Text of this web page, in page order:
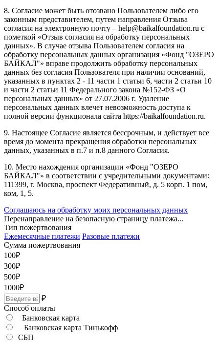
8. Согласие может быть отозвано Пользователем либо его
законным представителем, путем направления Отзыва
согласия на электронную почту – help@baikalfoundation.ru с
пометкой «Отзыв согласия на обработку персональных
данных». В случае отзыва Пользователем согласия на
обработку персональных данных организация «Фонд "ОЗЕРО
БАЙКАЛ"» вправе продолжить обработку персональных
данных без согласия Пользователя при наличии оснований,
указанных в пунктах 2 - 11 части 1 статьи 6, части 2 статьи 10
и части 2 статьи 11 Федерального закона №152-ФЗ «О
персональных данных» от 27.07.2006 г. Удаление
персональных данных влечет невозможность доступа к
полной версии функционала сайта https://baikalfoundation.ru.
9. Настоящее Согласие является бессрочным, и действует все
время до момента прекращения обработки персональных
данных, указанных в п.7 и п.8 данного Согласия.
10. Место нахождения организации «Фонд "ОЗЕРО
БАЙКАЛ"» в соответствии с учредительными документами:
111399, г. Москва, проспект Федеративный, д. 5 корп. 1 пом,
ком, 1, 5.
Соглашаюсь на обработку моих персональных данных
Перенаправление на безопасную страницу платежа...
Тип пожертвования
Ежемесячные платежи Разовые платежи
Сумма пожертвования
100₽
300₽
500₽
1000₽
₽
Способ оплаты
Банковская карта
Банковская карта Тинькофф
СБП